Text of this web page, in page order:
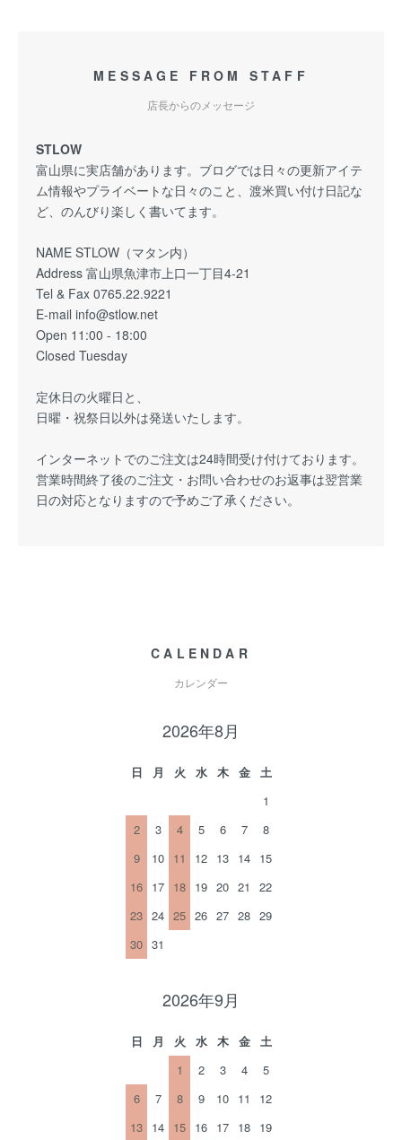
MESSAGE FROM STAFF
店長からのメッセージ
STLOW
富山県に実店舗があります。ブログでは日々の更新アイテ
ム情報やプライベートな日々のこと、渡米買い付け日記な
ど、のんびり楽しく書いてます。
NAME STLOW（マタン内）
Address 富山県魚津市上口一丁目4-21
Tel & Fax 0765.22.9221
E-mail info@stlow.net
Open 11:00 - 18:00
Closed Tuesday
定休日の火曜日と、
日曜・祝祭日以外は発送いたします。
インターネットでのご注文は24時間受け付けております。
営業時間終了後のご注文・お問い合わせのお返事は翌営業
日の対応となりますので予めご了承ください。
CALENDAR
カレンダー
2026年8月
日 月 火 水 木 金
土
1
2
3 4 5 6 7
8
9
10 11 12 13 14 15
16 17 18 19 20 21
22
23 24 25 26 27 28 29
30 31
2026年9月
日 月 火 水 木 金
土
1
2 3 4
5
6
7 8 9 10 11
12
13 14 15 16 17 18 19